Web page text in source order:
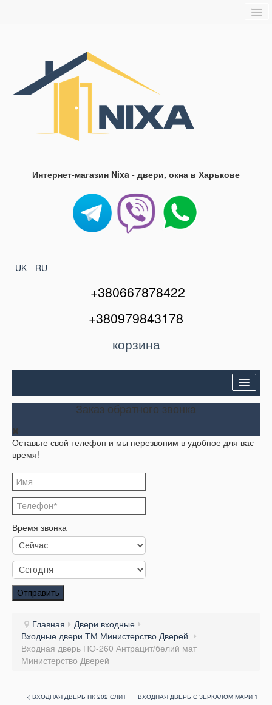
Контакты
Интернет-магазин Nixa - двери, окна в Харькове
UK RU
+380667878422
+380979843178
корзина
Двери входные
Окна и балконы
Кондиционеры
Акции
Корзина
Заказать звонок
Заказ обратного звонка
Заказ обратного звонка
Оставьте свой телефон и мы перезвоним в удобное для вас
время!
Время звонка
Отправить
Главная
Двери входные
Входные двери ТМ Министерство Дверей
Входная дверь ПО-260 Антрацит/белий мат
Министерство Дверей
< ВХОДНАЯ ДВЕРЬ ПК 202 ЄЛИТ
ВХОДНАЯ ДВЕРЬ С ЗЕРКАЛОМ МАРИ 1